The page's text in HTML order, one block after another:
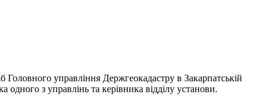
управління Держгеокадастру в Закарпатській
з управлінь та керівника відділу установи.